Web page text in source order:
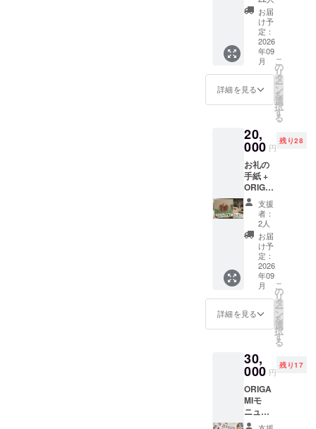
お名前
（ニッ
クネー
ム）ま
たは企
業名を
掲載し
ます。
み、ロ
ゴ／バ
ナーの
掲載は
不可 ・
掲載サ
イズ：
（6×X1.
8ｃｍ程
度）※寸
法は多
少前後
する可
能性が
ござい
ます。
欄に希
望され
前をご
記入く
ださ
ロジェ
クト限
定 ポ
スト
カード
・サイ
ズ
10cm×
14.8cm
・枚数
のリ
ターン
は5000
円と同
じ内容
です。
支援金
は大事
にモ
ニュメ
ント制
作に使
用させ
て頂き
ます。
お届
け予
定：
2026
年09
月
詳細を見る
こ
の
リ
タ
ー
ン
を
選
択
す
る
20,
000 円
残り28
お礼の
手紙 +
ORIGA
MIモ
ニュメ
ント プ
ロジェ
クト限
定 ポ
スト
カード
・サイ
ズ
10cm×
14.8cm
・枚数
のリ
ターン
は5000
円と同
じ内容
です。
支援金
支援
者：
2人
お届
け予
定：
2026
年09
月
詳細を見る
こ
の
リ
タ
ー
ン
を
選
択
す
る
30,
000 円
残り17
ORIGA
MIモ
ニュメ
ントク